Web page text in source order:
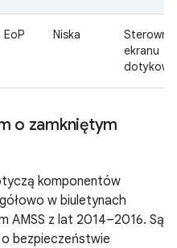
EoP Niska
Sterownik
ekranu
o zamkniętym
komponentów
w biuletynach
AMSS z lat 2014–2016. Są
bezpieczeństwie